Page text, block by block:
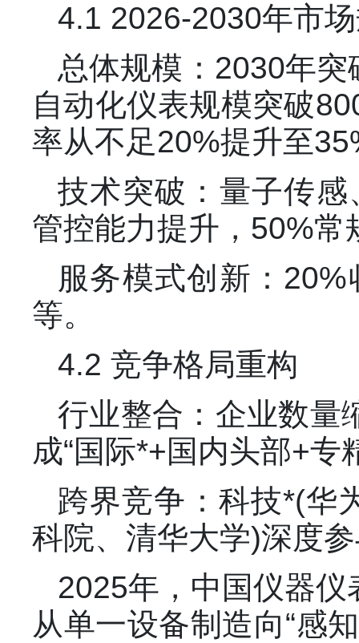
4.1 2026-2030年市
总体规模：2030年
自动化仪表规模突破
率从不足20%提升至
技术突破：量子传
管控能力提升，50%
服务模式创新：
等。
4.2 竞争格局重构
行业整合：企业数量
成“国际*+国内头部+专
跨界竞争：科技*(华
科院、清华大学)深度
2025年，中国仪器仪
从单一设备制造向“感